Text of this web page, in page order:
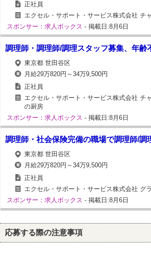
正社員
エクセル・サポート・サービス株式会社 チ
スポンサー：求人ボックス - 掲載日:8月6日
調理師・調理師/調理スタッフ募集、年齢
東京都 世田谷区
月給29万820円～34万9,500円
正社員
エクセル・サポート・サービス株式会社 チ
の厨房
スポンサー：求人ボックス - 掲載日:8月6日
調理師・社会保険完備の職場で調理師/調
東京都 世田谷区
月給29万820円～34万9,500円
正社員
エクセル・サポート・サービス株式会社 グ
スポンサー：求人ボックス - 掲載日:8月6日
応募する際の注意事項